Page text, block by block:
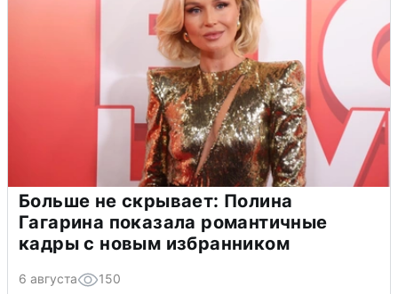
Больше не скрывает: Полина
Гагарина показала романтичные
кадры с новым избранником
6 августа 150